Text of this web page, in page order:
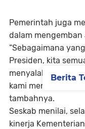
Pemerintah juga
dalam
“Sebagaimana
Presiden, kita
menyalahgunakan
kami menyatakan
tambahnya.
Seskab menilai,
kinerja
Berita